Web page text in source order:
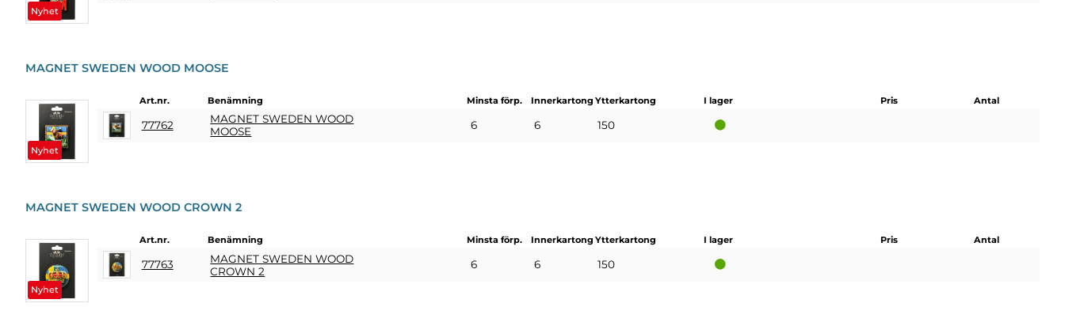
Nyhet
Nyhet
MAGNET SWEDEN WOOD MOOSE
Art.nr. Benämning Minsta förp. Innerkartong Ytterkartong I lager Pris Antal
77762
MAGNET SWEDEN WOOD
MOOSE
6 6 150
Nyhet
MAGNET SWEDEN WOOD CROWN 2
Art.nr. Benämning Minsta förp. Innerkartong Ytterkartong I lager Pris Antal
77763
MAGNET SWEDEN WOOD
CROWN 2
6 6 150